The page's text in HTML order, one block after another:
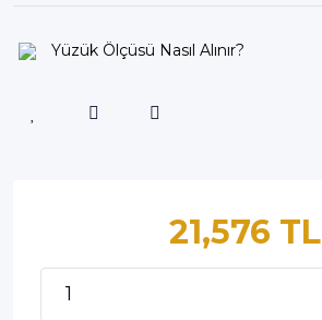
Yüzük Ölçüsü Nasıl Alınır?
21,576 TL